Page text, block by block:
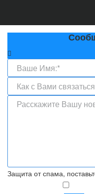
Защита от спама,